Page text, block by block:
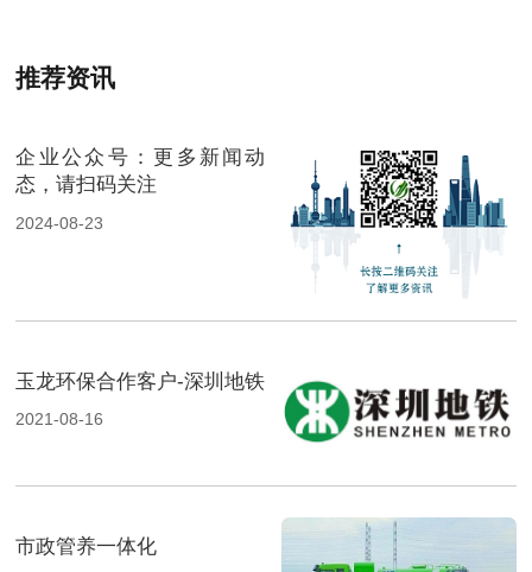
推荐资讯
企业公众号：更多新闻动
态，请扫码关注
2024-08-23
玉龙环保合作客户-深圳地铁
2021-08-16
市政管养一体化